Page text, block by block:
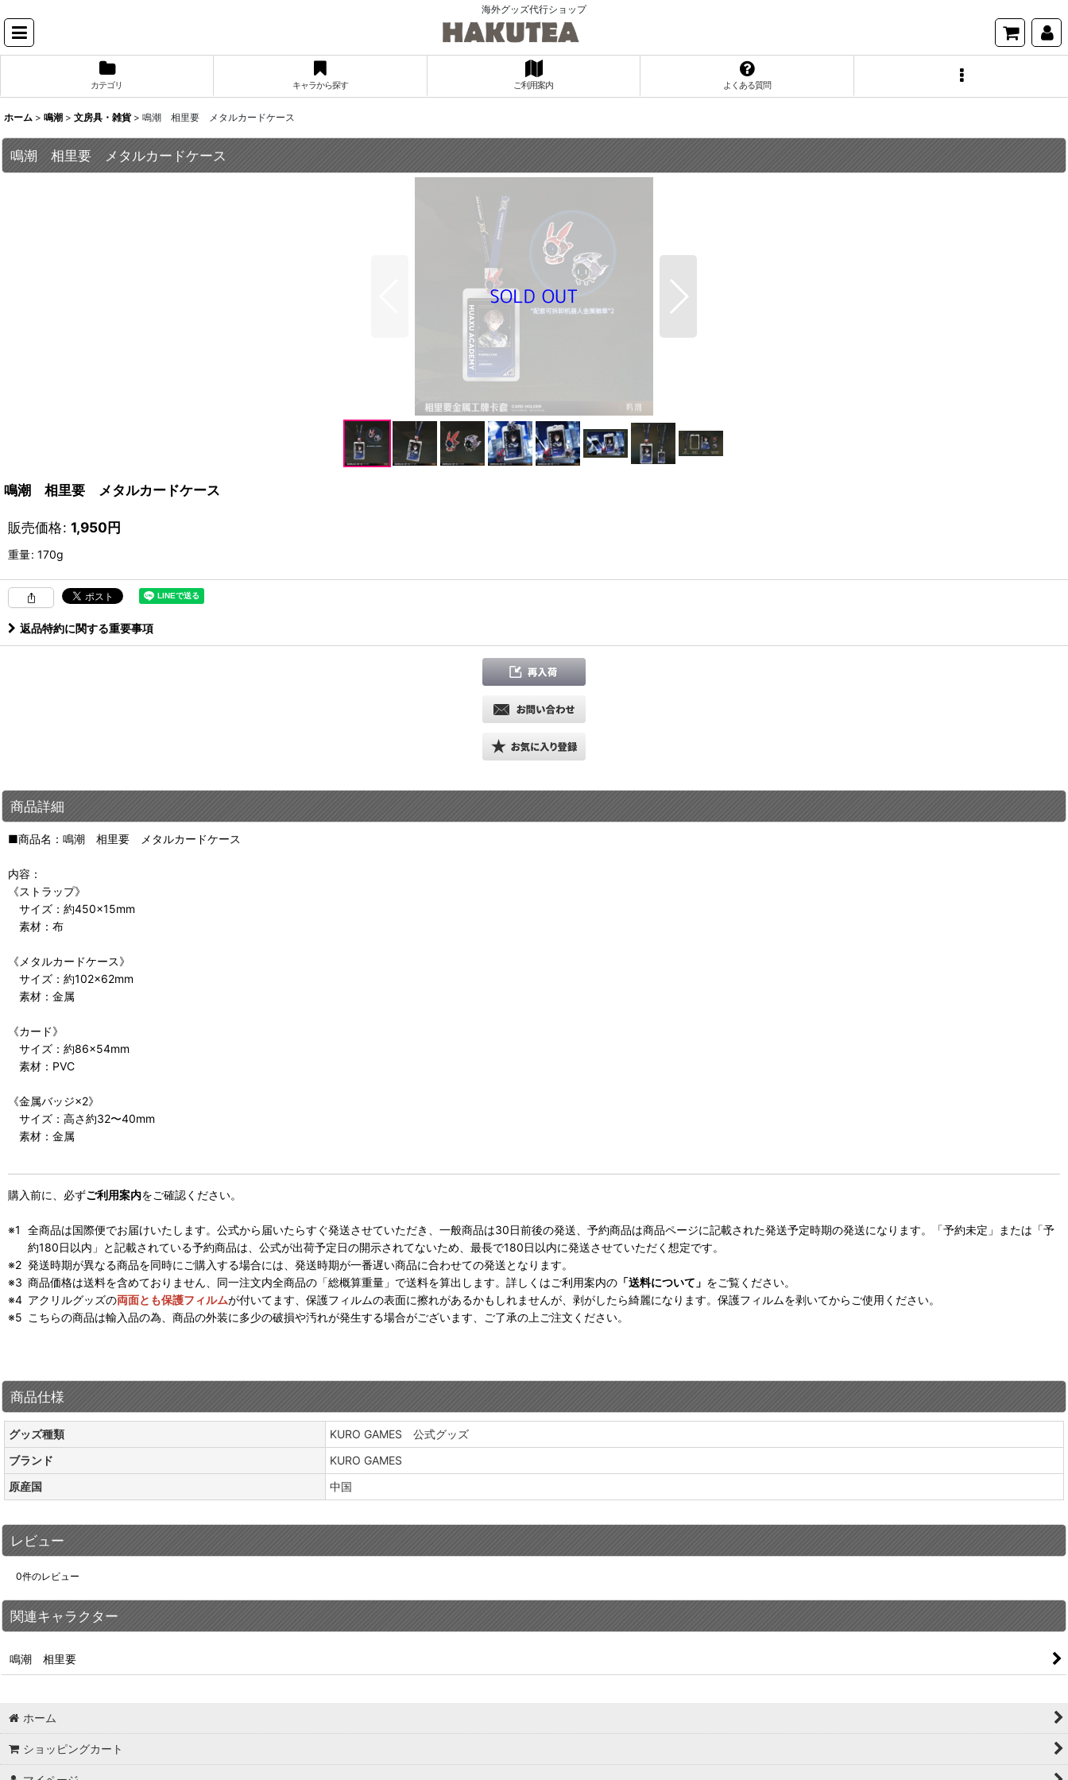
海外グッズ代行ショップ
カテゴリ キャラから探す ご利用案内 よくある質問
ホーム > 鳴潮 > 文房具・雑貨 > 鳴潮 相里要 メタルカードケース
鳴潮 相里要 メタルカードケース
鳴潮 相里要 メタルカードケース
販売価格: 1,950円
重量: 170g
返品特約に関する重要事項
商品詳細
■商品名：鳴潮 相里要 メタルカードケース
内容：
《ストラップ》
サイズ：約450×15mm
素材：布
《メタルカードケース》
サイズ：約102×62mm
素材：金属
《カード》
サイズ：約86×54mm
素材：PVC
《金属バッジ×2》
サイズ：高さ約32〜40mm
素材：金属
購入前に、必ずご利用案内をご確認ください。
全商品は国際便でお届けいたします。公式から届いたらすぐ発送させていただき、一般商品は30日前後の発送、予約商品は商品ページに記載された発送予定時期の発送になります。「予約未定」または「予
約180日以内」と記載されている予約商品は、公式が出荷予定日の開示されてないため、最長で180日以内に発送させていただく想定です。
発送時期が異なる商品を同時にご購入する場合には、発送時期が一番遅い商品に合わせての発送となります。
商品価格は送料を含めておりません、同一注文内全商品の「総概算重量」で送料を算出します。詳しくはご利用案内の 「送料について」 をご覧ください。
アクリルグッズの両面とも保護フィルムが付いてます、保護フィルムの表面に擦れがあるかもしれませんが、剥がしたら綺麗になります。保護フィルムを剥いてからご使用ください。
こちらの商品は輸入品の為、商品の外装に多少の破損や汚れが発生する場合がございます、ご了承の上ご注文ください。
商品仕様
グッズ種類
KURO GAMES 公式グッズ
ブランド
KURO GAMES
原産国
中国
レビュー
0件のレビュー
関連キャラクター
鳴潮 相里要
ホーム
ショッピングカート